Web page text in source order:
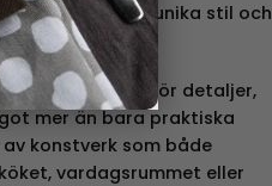
av hennes unika stil och
och kärlek för detaljer,
mer än bara praktiska
konstverk som både
vardagsrummet eller